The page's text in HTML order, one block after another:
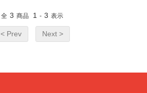
全 3 商品 1 - 3 表示
< Prev Next >